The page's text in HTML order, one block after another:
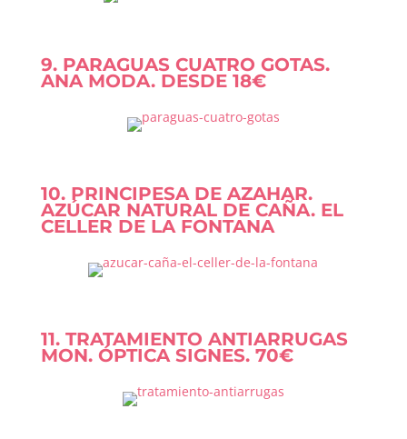
9. PARAGUAS CUATRO GOTAS.
ANA MODA. DESDE 18€
10. PRINCIPESA DE AZAHAR.
AZÚCAR NATURAL DE CAÑA. EL
CELLER DE LA FONTANA
11. TRATAMIENTO ANTIARRUGAS
MON. ÓPTICA SIGNES. 70€